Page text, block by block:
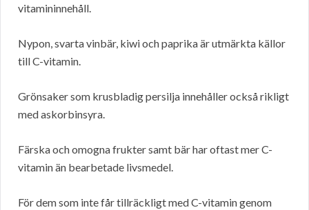
vitamininnehåll.
Nypon, svarta vinbär, kiwi och paprika är utmärkta källor
till C-vitamin.
Grönsaker som krusbladig persilja innehåller också rikligt
med askorbinsyra.
Färska och omogna frukter samt bär har oftast mer C-
vitamin än bearbetade livsmedel.
För dem som inte får tillräckligt med C-vitamin genom